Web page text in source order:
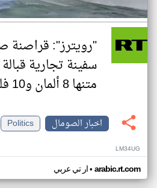
"رويترز": قراصنة
سفينة تجارية
متنها 8 ألمان و10 فلبينيين
اخبار الصومال
Politics
LM34UG
ار تي عربي• arabic.rt.com